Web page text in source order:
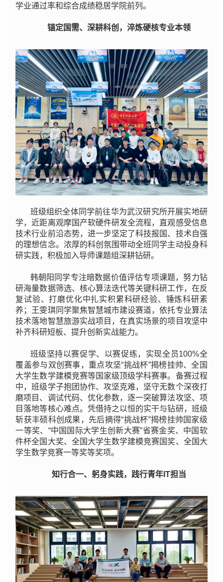
学业通过率和综合成绩稳居学院前列。
锚定国需、深耕科创，淬炼硬核专业本领
班级组织全体同学前往华为武汉研究所开展实地研
学，近距离观摩国产软硬件研发全流程，直观感受信息
技术行业前沿态势，进一步坚定了科技报国、技术自强
的理想信念。浓厚的科创氛围带动全班同学主动投身科
研实践，积极加入导师课题组深耕钻研。
韩朝阳同学专注暗数据价值评估专项课题，努力钻
研海量数据筛选、核心算法迭代等关键科研工作，在反
复试验、打磨优化中扎实积累科研经验、锤炼科研素
养；王雯琪同学聚焦智慧城市建设赛道，依托专业算法
技术落地智慧旅游实战项目，在真实场景的项目攻坚中
补齐科研短板、提升创新实战能力。
班级坚持以赛促学、以赛促练，实现全员100%全
覆盖参与双创赛事，重点攻坚“挑战杯”揭榜挂帅、全国
大学生数学建模竞赛等国家级顶级学科赛事。备赛过程
中，班级学子抱团协作、攻坚克难，坚守无数个深夜打
磨项目、调试代码、优化参数，逐一突破算法攻坚、项
目落地等核心难点。凭借持之以恒的实干与钻研，班级
斩获丰硕科创成果，先后摘得“挑战杯”揭榜挂帅国家级
一等奖、“中国国际大学生创新大赛”省赛金奖、中国软
件杯全国大奖、全国大学生数学建模竞赛国奖、全国大
学生数学竞赛一等奖等奖项。
知行合一、躬身实践，践行青年IT担当